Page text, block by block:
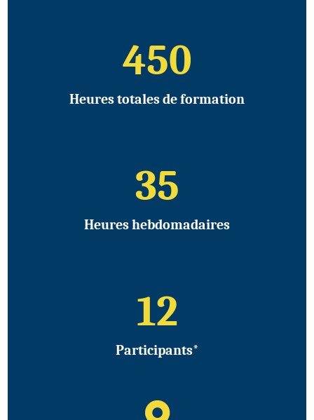
Heures totales de formation
450
Heures hebdomadaires
35
Participants*
12